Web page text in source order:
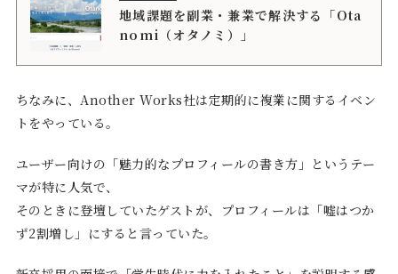
地域課題を副業・兼業で解決する「Ota
nomi（オタノミ）」
ちなみに、Another Works社は定期的に複業に関するイベン
トをやっている。
ユーザー向けの「魅力的なプロフィールの書き方」というテー
マが特に人気で、
そのときに登壇していたゲストが、プロフィールは「嘘はつか
ず2割増し」にすると言っていた。